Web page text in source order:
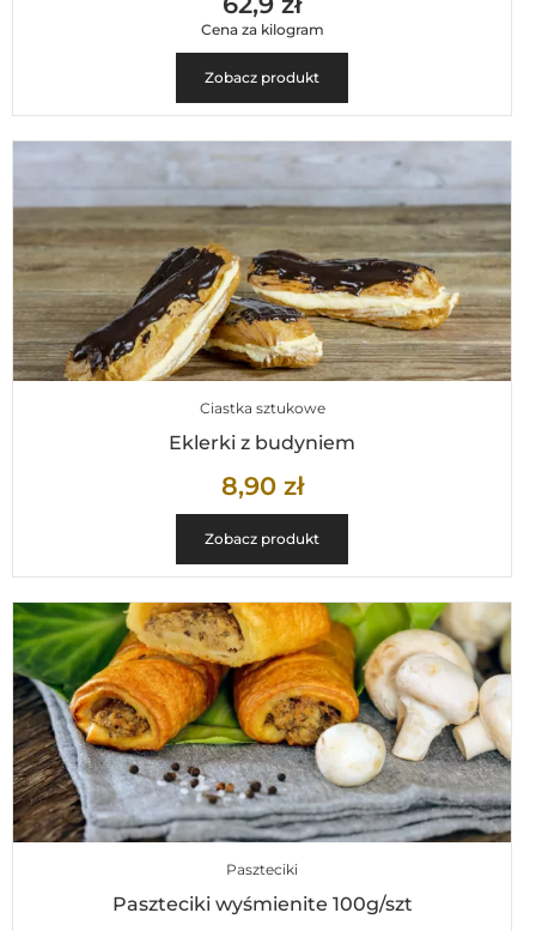
Cena za kilogram
Zobacz produkt
Ciastka sztukowe
Eklerki z budyniem
8,90 zł
Zobacz produkt
Paszteciki
Paszteciki wyśmienite 100g/szt